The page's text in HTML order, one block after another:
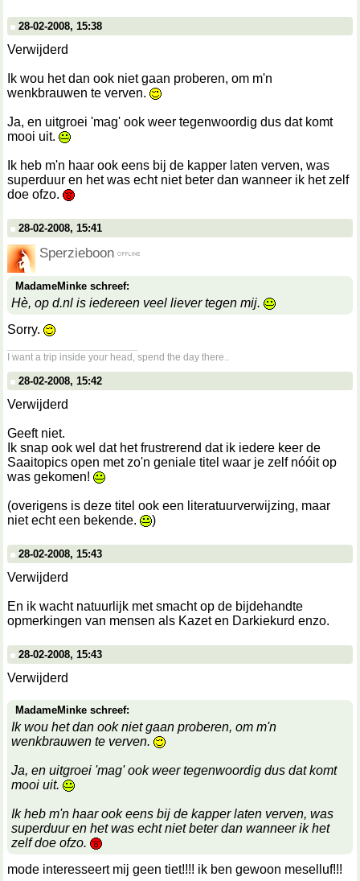
28-02-2008, 15:38
Verwijderd
Ik wou het dan ook niet gaan proberen, om m'n
wenkbrauwen te verven.
Ja, en uitgroei 'mag' ook weer tegenwoordig dus dat komt
mooi uit.
Ik heb m'n haar ook eens bij de kapper laten verven, was
superduur en het was echt niet beter dan wanneer ik het zelf
doe ofzo.
28-02-2008, 15:41
Sperzieboon
MadameMinke schreef:
Hè, op d.nl is iedereen veel liever tegen mij.
Sorry.
I want a trip inside your head, spend the day there..
28-02-2008, 15:42
Verwijderd
Geeft niet.
Ik snap ook wel dat het frustrerend dat ik iedere keer de
Saaitopics open met zo'n geniale titel waar je zelf nóóit op
was gekomen!
(overigens is deze titel ook een literatuurverwijzing, maar
niet echt een bekende.
)
28-02-2008, 15:43
Verwijderd
En ik wacht natuurlijk met smacht op de bijdehandte
opmerkingen van mensen als Kazet en Darkiekurd enzo.
28-02-2008, 15:43
Verwijderd
MadameMinke schreef:
Ik wou het dan ook niet gaan proberen, om m'n
wenkbrauwen te verven.
Ja, en uitgroei 'mag' ook weer tegenwoordig dus dat komt
mooi uit.
Ik heb m'n haar ook eens bij de kapper laten verven, was
superduur en het was echt niet beter dan wanneer ik het
zelf doe ofzo.
mode interesseert mij geen tiet!!!! ik ben gewoon meselluf!!!